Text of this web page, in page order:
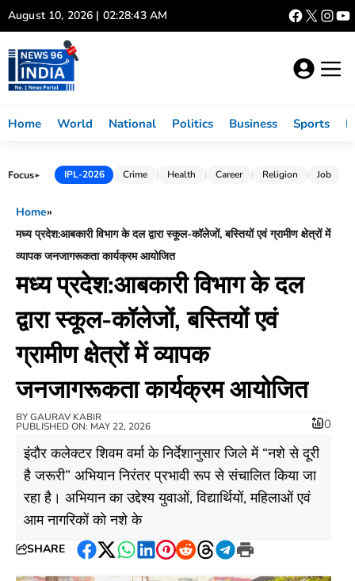
Skip
to
content
August 10, 2026 | 02:28:44 AM
Home World National Politics Business Sports
Focus► IPL-2026 Crime Health Career Religion Job
Home»
मध्य प्रदेश:आबकारी विभाग के दल द्वारा स्कूल-कॉलेजों, बस्तियों एवं ग्रामीण क्षेत्रों में
व्यापक जनजागरूकता कार्यक्रम आयोजित
मध्य प्रदेश:आबकारी विभाग के दल
द्वारा स्कूल-कॉलेजों, बस्तियों एवं
ग्रामीण क्षेत्रों में व्यापक
जनजागरूकता कार्यक्रम आयोजित
BYGAURAV KABIR
PUBLISHED ON: MAY 22, 2026 0
इंदौर कलेक्टर शिवम वर्मा के निर्देशानुसार जिले में “नशे से दूरी
है जरूरी” अभियान निरंतर प्रभावी रूप से संचालित किया जा
रहा है। अभियान का उद्देश्य युवाओं, विद्यार्थियों, महिलाओं एवं
आम नागरिकों को नशे के
SHARE
Facebook
Twitter
WhatsApp
LinkedIn
Pinterest
RedditThreads
Telegram
Print